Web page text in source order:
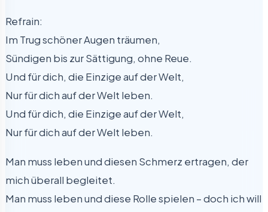
Refrain:
Im Trug schöner Augen träumen,
Sündigen bis zur Sättigung, ohne Reue.
Und für dich, die Einzige auf der Welt,
Nur für dich auf der Welt leben.
Und für dich, die Einzige auf der Welt,
Nur für dich auf der Welt leben.
Man muss leben und diesen Schmerz ertragen, der
mich überall begleitet.
Man muss leben und diese Rolle spielen – doch ich will